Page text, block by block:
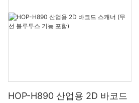
HOP-H890 산업용 2D 바코드